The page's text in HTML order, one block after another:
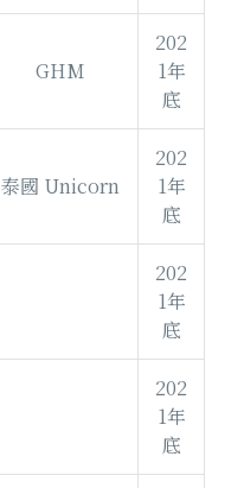
GHM
202
1年
底
泰國 Unicorn
202
1年
底
202
1年
底
202
1年
底